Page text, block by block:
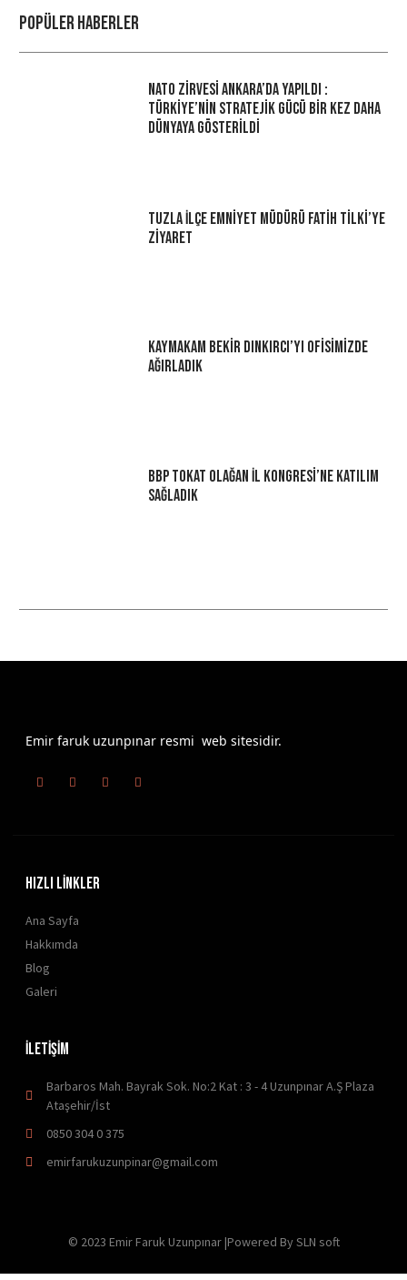
Popüler haberler
NATO Zirvesi Ankara’da Yapıldı :
Türkiye’nin Stratejik Gücü Bir Kez Daha
Dünyaya Gösterildi
Tuzla İlçe Emniyet Müdürü Fatih Tilki’ye
Ziyaret
Kaymakam Bekir Dınkırcı’yı Ofisimizde
Ağırladık
BBP Tokat Olağan İl Kongresi’ne Katılım
Sağladık
Emir faruk uzunpınar resmi web sitesidir.
HIZLI LİNKLER
Ana Sayfa
Hakkımda
Blog
Galeri
İLETİŞİM
Barbaros Mah. Bayrak Sok. No:2 Kat : 3 - 4 Uzunpınar A.Ş Plaza
Ataşehir/İst
0850 304 0 375
emirfarukuzunpinar@gmail.com
© 2023 Emir Faruk Uzunpınar |Powered By SLN soft